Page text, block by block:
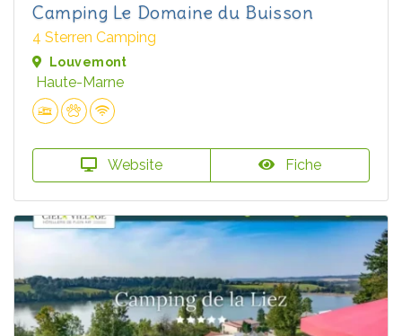
Camping Le Domaine du Buisson
4 Sterren Camping
Louvemont
Haute-Marne
Website Fiche